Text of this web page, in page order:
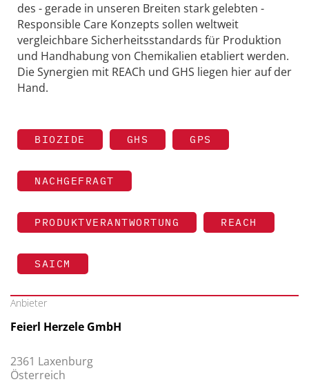
des - gerade in unseren Breiten stark gelebten -
Responsible Care Konzepts sollen weltweit
vergleichbare Sicherheitsstandards für Produktion
und Handhabung von Chemikalien etabliert werden.
Die Synergien mit REACh und GHS liegen hier auf der
Hand.
BIOZIDE GHS GPS
NACHGEFRAGT
PRODUKTVERANTWORTUNG REACH
SAICM
Anbieter
Feierl Herzele GmbH
2361 Laxenburg
Österreich